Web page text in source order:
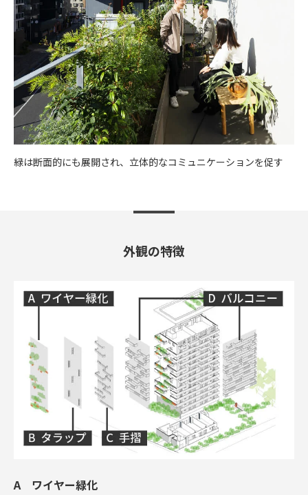
緑は断面的にも展開され、立体的なコミュニケーションを促す
外観の特徴
A ワイヤー緑化